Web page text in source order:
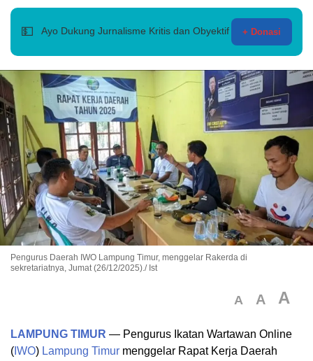
💵 Ayo Dukung Jurnalisme Kritis dan Obyektif + Donasi
Pengurus Daerah IWO Lampung Timur, menggelar Rakerda di
sekretariatnya, Jumat (26/12/2025)./ Ist
A A A
LAMPUNG TIMUR — Pengurus Ikatan Wartawan Online
( IWO) Lampung Timur menggelar Rapat Kerja Daerah